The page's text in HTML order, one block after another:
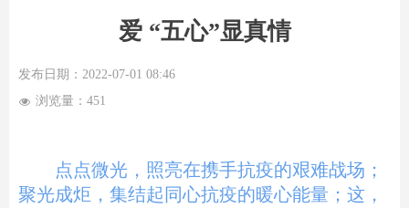
爱 “五心”显真情
发布日期： 2022-07-01 08:46
넶 浏览量： 451
点点微光，照亮在携手抗疫的艰难战场；
聚光成炬，集结起同心抗疫的暖心能量；这，